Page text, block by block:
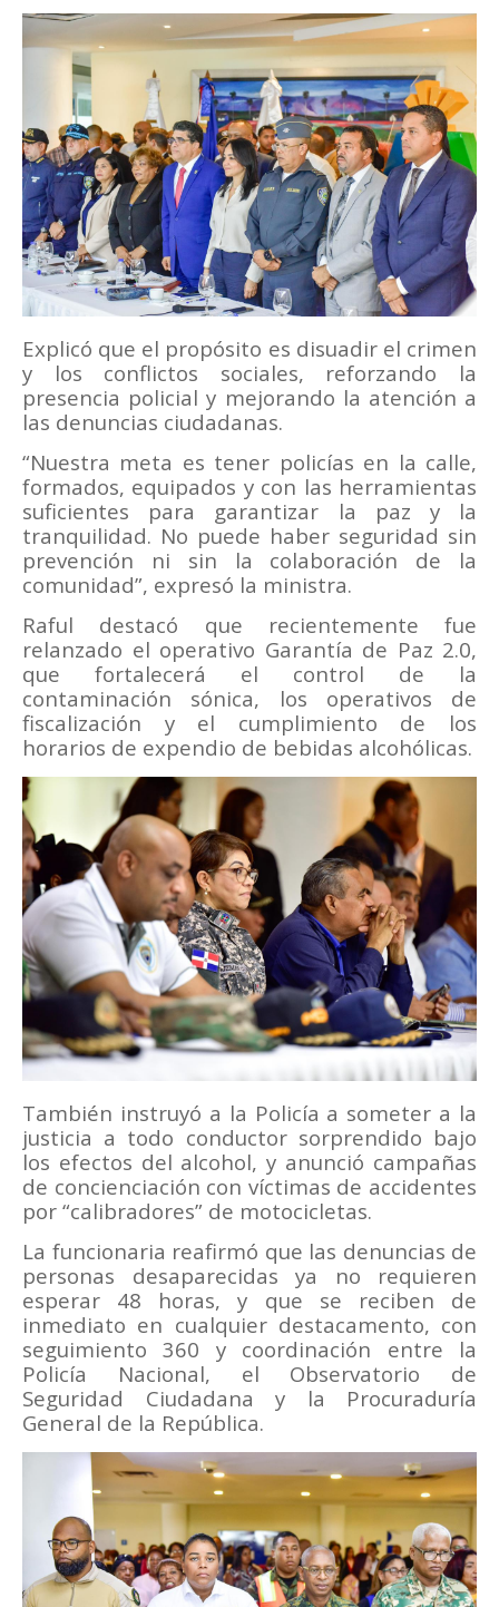
Explicó que el propósito es disuadir el crimen
y los conflictos sociales, reforzando la
presencia policial y mejorando la atención a
las denuncias ciudadanas.
“Nuestra meta es tener policías en la calle,
formados, equipados y con las herramientas
suficientes para garantizar la paz y la
tranquilidad. No puede haber seguridad sin
prevención ni sin la colaboración de la
comunidad”, expresó la ministra.
Raful destacó que recientemente fue
relanzado el operativo Garantía de Paz 2.0,
que fortalecerá el control de la
contaminación sónica, los operativos de
fiscalización y el cumplimiento de los
horarios de expendio de bebidas alcohólicas.
También instruyó a la Policía a someter a la
justicia a todo conductor sorprendido bajo
los efectos del alcohol, y anunció campañas
de concienciación con víctimas de accidentes
por “calibradores” de motocicletas.
La funcionaria reafirmó que las denuncias de
personas desaparecidas ya no requieren
esperar 48 horas, y que se reciben de
inmediato en cualquier destacamento, con
seguimiento 360 y coordinación entre la
Policía Nacional, el Observatorio de
Seguridad Ciudadana y la Procuraduría
General de la República.